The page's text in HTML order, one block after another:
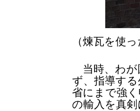
（煉瓦を使
当時、わが
ず、指導す
省にまで強
の輸入を真